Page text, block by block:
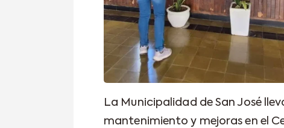
La Municipalidad de San José
mantenimiento y mejoras en el